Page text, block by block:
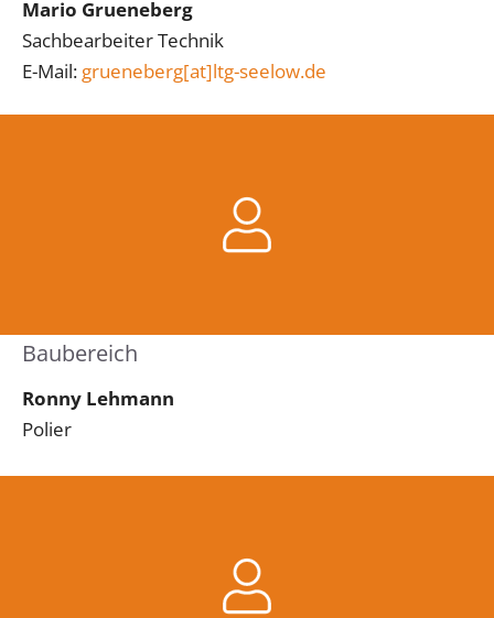
Mario Grueneberg
Sachbearbeiter Technik
E-Mail: grueneberg[at]ltg-seelow.de
Baubereich
Ronny Lehmann
Polier